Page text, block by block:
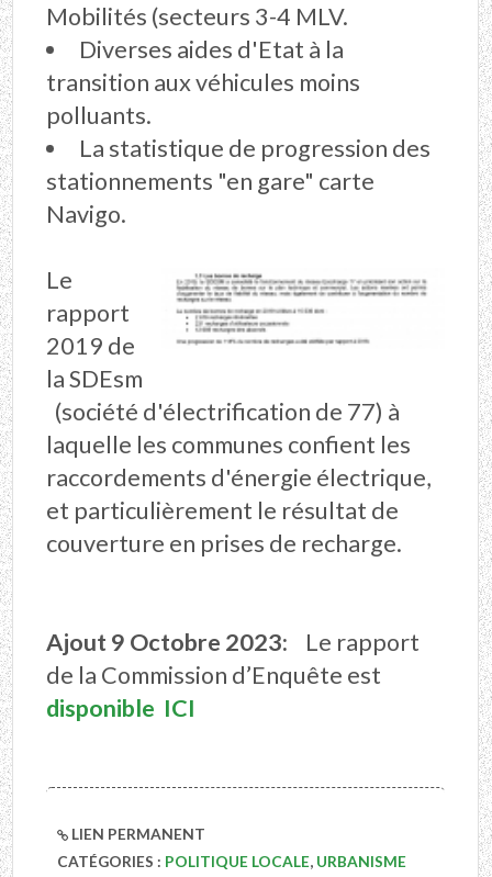
Mobilités (secteurs 3-4 MLV.
Diverses aides d'Etat à la
transition aux véhicules moins
polluants.
La statistique de progression des
stationnements "en gare" carte
Navigo.
Le
rapport
2019 de
la SDEsm
(société d'électrification de 77) à
laquelle les communes confient les
raccordements d'énergie électrique,
et particulièrement le résultat de
couverture en prises de recharge.
Ajout 9 Octobre 2023: Le rapport
de la Commission d’Enquête est
disponible ICI
LIEN PERMANENT
CATÉGORIES : POLITIQUE LOCALE, URBANISME